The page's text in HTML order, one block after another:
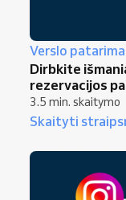
Verslo
Dirbkite
rezervacijos
3.5 min. skaitymo
Skaityti